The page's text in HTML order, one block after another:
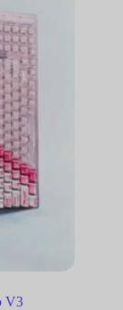
V3